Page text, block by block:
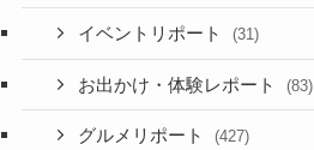
イベントリポート (31)
お出かけ・体験レポート (83)
グルメリポート (427)